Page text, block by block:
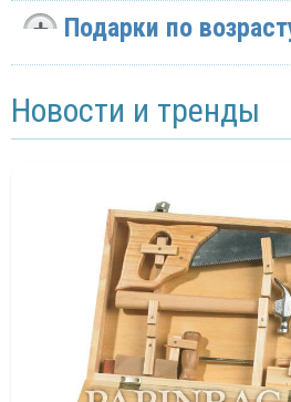
Подарки по
Новости и тренды